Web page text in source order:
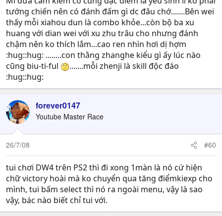
tướng chiến nên có đánh đấm gì dc đâu chớ.......Bên wei
thấy mỗi xiahou dun là combo khỏe...còn bộ ba xu
huang với dian wei với xu zhu trâu cho nhưng đánh
chậm nên ko thích lắm...cao ren nhìn hơi dị hợm
:hug::hug: ........con thằng zhanghe kiểu gì ấy lúc nào
cũng biu-ti-ful
.......mỗi zhenji là skill độc đáo
:hug::hug:
forever0147
Youtube Master Race
26/7/08 #60
tui chơi DW4 trên PS2 thì đi xong 1màn là nó cứ hiện
chữ victory hoài mà ko chuyển qua tăng điểmkiexp cho
mình, tui bấm select thì nó ra ngoài menu, vậy là sao
vậy, bác nào biết chỉ tui với.